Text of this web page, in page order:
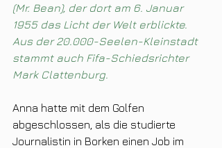
(Mr. Bean), der dort am 6. Januar
1955 das Licht der Welt erblickte.
Aus der 20.000-Seelen-Kleinstadt
stammt auch Fifa-Schiedsrichter
Mark Clattenburg.
Anna hatte mit dem Golfen
abgeschlossen, als die studierte
Journalistin in Borken einen Job im